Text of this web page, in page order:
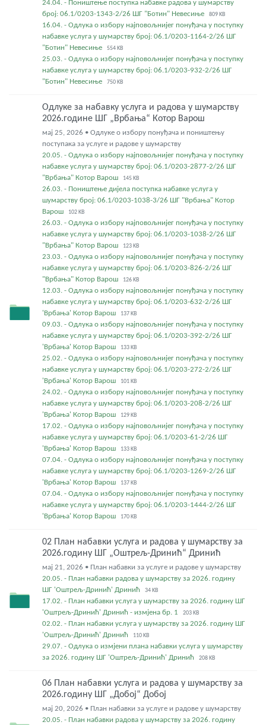
24.04. - Поништење поступка набавке радова у шумарству
број: 06.1/0203-1343-2/26 ШГ "Ботин" Невесиње
809 KB
16.04. - Одлука о избору најповољнијег понуђача у поступку
набавке услуга у шумарству број: 06.1/0203-1164-2/26 ШГ
"Ботин" Невесиње
554 KB
25.03. - Одлука о избору најповољнијег понуђача у поступку
набавке услуга у шумарству број: 06.1/0203-932-2/26 ШГ
"Ботин" Невесиње
750 KB
Одлуке за набавку услуга и радова у шумарству
2026.године ШГ „Врбања“ Котор Варош
мај 25, 2026 • Одлуке о избору понуђача и поништењу
поступака за услуге и радове у шумарству
20.05. - Одлука о избору најповољнијег понуђача у поступку
набавке услуга у шумарству број: 06.1/0203-2877-2/26 ШГ
"Врбања" Котор Варош
145 KB
26.03. - Поништење дијела поступка набавке услуга у
шумарству број: 06.1/0203-1038-3/26 ШГ "Врбања" Котор
Варош
102 KB
26.03. - Одлука о избору најповољнијег понуђача у поступку
набавке услуга у шумарству број: 06.1/0203-1038-2/26 ШГ
"Врбања" Котор Варош
123 KB
23.03. - Одлука о избору најповољнијег понуђача у поступку
набавке услуга у шумарству број: 06.1/0203-826-2/26 ШГ
"Врбања" Котор Варош
126 KB
12.03. - Одлука о избору најповољнијег понуђача у поступку
набавке услуга у шумарству број: 06.1/0203-632-2/26 ШГ
'Врбања' Котор Варош
137 KB
09.03. - Одлука о избору најповољнијег понуђача у поступку
набавке услуга у шумарству број: 06.1/0203-392-2/26 ШГ
'Врбања' Котор Варош
133 KB
25.02. - Одлука о избору најповољнијег понуђача у поступку
набавке услуга у шумарству број: 06.1/0203-272-2/26 ШГ
'Врбања' Котор Варош
101 KB
24.02. - Одлука о избору најповољнијег понуђача у поступку
набавке услуга у шумарству број: 06.1/0203-208-2/26 ШГ
'Врбања' Котор Варош
129 KB
17.02. - Одлука о избору најповољнијег понуђача у поступку
набавке услуга у шумарству број: 06.1/0203-61-2/26 ШГ
'Врбања' Котор Варош
133 KB
07.04. - Одлука о избору најповољнијег понуђача у поступку
набавке услуга у шумарству број: 06.1/0203-1269-2/26 ШГ
'Врбања' Котор Варош
137 KB
07.04. - Одлука о избору најповољнијег понуђача у поступку
набавке услуга у шумарству број: 06.1/0203-1444-2/26 ШГ
'Врбања' Котор Варош
170 KB
02 План набавки услуга и радова у шумарству за
2026.годину ШГ „Оштрељ-Дринић“ Дринић
мај 21, 2026 • План набавки за услуге и радове у шумарству
20.05. - План набавки радова у шумарству за 2026. годину
ШГ 'Оштрељ-Дринић' Дринић
34 KB
17.02. - План набавки услуга у шумарству за 2026. годину ШГ
'Оштрељ-Дринић' Дринић - измјена бр. 1
203 KB
02.02. - План набавки услуга у шумарству за 2026. годину ШГ
'Оштрељ-Дринић' Дринић
110 KB
29.07. - Одлука о измјени плана набавки услуга у шумарству
за 2026. годину ШГ 'Оштрељ-Дринић' Дринић
208 KB
06 План набавки услуга и радова у шумарству за
2026.годину ШГ „Добој“ Добој
мај 20, 2026 • План набавки за услуге и радове у шумарству
20.05. - План набавки радова у шумарству за 2026. годину